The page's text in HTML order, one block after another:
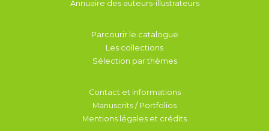
Annuaire des auteurs-illustrateurs
Parcourir le catalogue
Les collections
Sélection par thèmes
Contact et informations
Manuscrits / Portfolios
Mentions légales et crédits